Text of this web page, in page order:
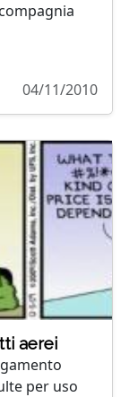
04/11/2010
aerei
per uso